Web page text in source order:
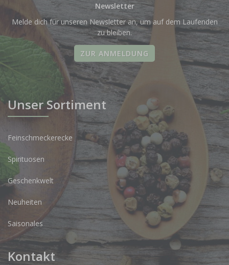
Newsletter
Melde dich für unseren Newsletter an, um auf dem Laufenden
zu bleiben.
ZUR ANMELDUNG
Unser Sortiment
Feinschmeckerecke
Spirituosen
Geschenkwelt
Neuheiten
Saisonales
Kontakt